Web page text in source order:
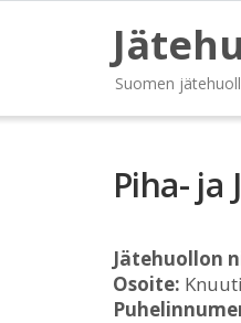
Suomen
Piha- ja
Jätehuollon
Osoite: